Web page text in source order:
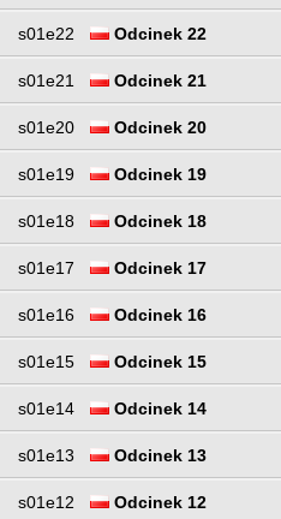
s01e22 Odcinek 22
s01e21 Odcinek 21
s01e20 Odcinek 20
s01e19 Odcinek 19
s01e18 Odcinek 18
s01e17 Odcinek 17
s01e16 Odcinek 16
s01e15 Odcinek 15
s01e14 Odcinek 14
s01e13 Odcinek 13
s01e12 Odcinek 12